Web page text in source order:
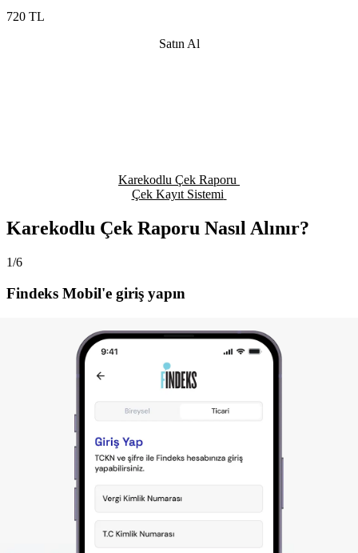
720 TL
Satın Al
Karekodlu Çek Raporu
Çek Kayıt Sistemi
Karekodlu Çek Raporu Nasıl Alınır?
1/6
Findeks Mobil'e giriş yapın